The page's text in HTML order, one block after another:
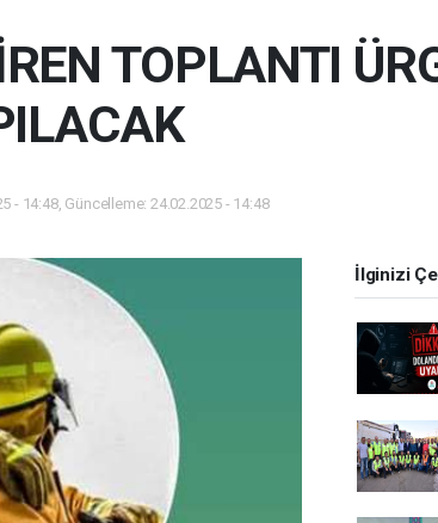
TOPLANTI
- 14:48, Güncelleme: 24.02.2025 - 14:48
İlginizi